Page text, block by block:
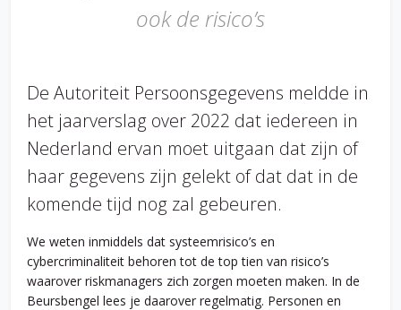
ook de risico’s
De Autoriteit Persoonsgegevens meldde in
het jaarverslag over 2022 dat iedereen in
Nederland ervan moet uitgaan dat zijn of
haar gegevens zijn gelekt of dat dat in de
komende tijd nog zal gebeuren.
We weten inmiddels dat systeemrisico’s en
cybercriminaliteit behoren tot de top tien van risico’s
waarover riskmanagers zich zorgen moeten maken. In de
Beursbengel lees je daarover regelmatig. Personen en